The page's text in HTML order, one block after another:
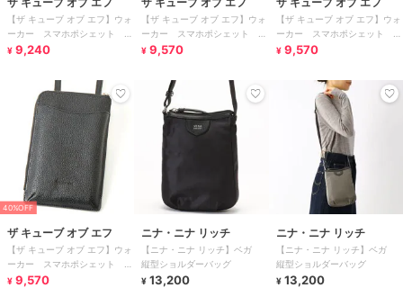
【ザ キューブ オブ エフ】ウォ
ーカー スマホポシェット ラ
ウンドファスナータイプ
¥ 9,240
【ザ キューブ オブ エフ】ウォ
ーカー スマホポシェット L
字ファスナータイプ
¥ 9,570
【ザ キューブ オブ エフ】ウォ
ーカー スマホポシェット L
字ファスナータイプ
¥ 9,570
40%OFF
ザ キューブ オブ エフ
【ザ キューブ オブ エフ】ウォ
ーカー スマホポシェット L
字ファスナータイプ
¥ 9,570
ニナ・ニナ リッチ
【ニナ・ニナ リッチ】ベガ
縦型ショルダーバッグ
¥ 13,200
ニナ・ニナ リッチ
【ニナ・ニナ リッチ】ベガ
縦型ショルダーバッグ
¥ 13,200